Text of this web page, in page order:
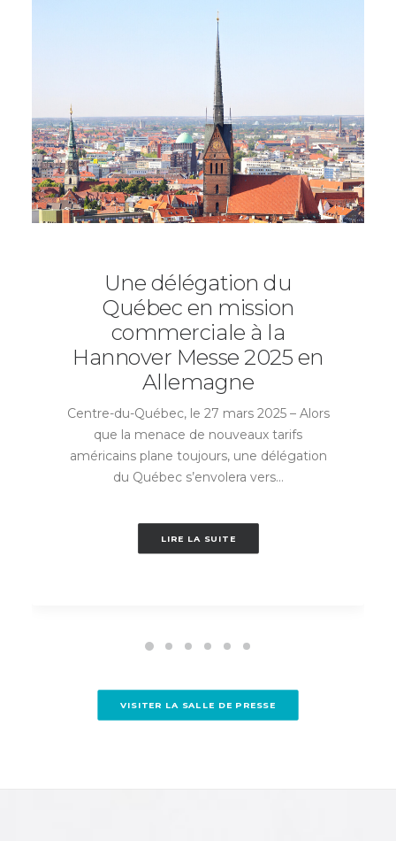
Une délégation du
Québec en mission
commerciale à la
Hannover Messe 2025 en
Allemagne
Centre-du-Québec, le 27 mars 2025 – Alors
que la menace de nouveaux tarifs
américains plane toujours, une délégation
du Québec s’envolera vers…
LIRE LA SUITE
VISITER LA SALLE DE PRESSE